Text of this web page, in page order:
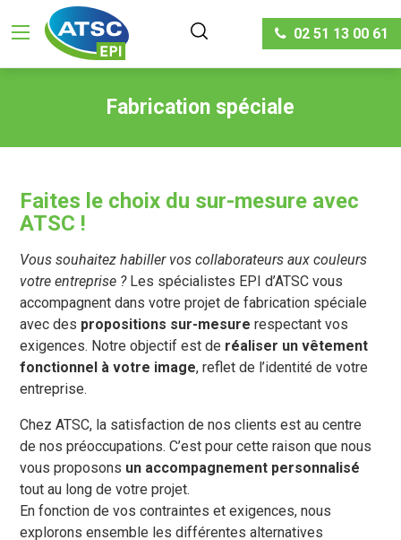
02 51 13 00 61
Fabrication spéciale
Faites le choix du sur-mesure avec
ATSC !
Vous souhaitez habiller vos collaborateurs aux couleurs
votre entreprise ?Les spécialistes EPI d’ATSC vous
accompagnent dans votre projet de fabrication spéciale
avec des propositions sur-mesure respectant vos
exigences. Notre objectif est de réaliser un vêtement
fonctionnel à votre image, reflet de l’identité de votre
entreprise.
Chez ATSC, la satisfaction de nos clients est au centre
de nos préoccupations. C’est pour cette raison que nous
vous proposons un accompagnement personnalisé
tout au long de votre projet.
En fonction de vos contraintes et exigences, nous
explorons ensemble les différentes alternatives